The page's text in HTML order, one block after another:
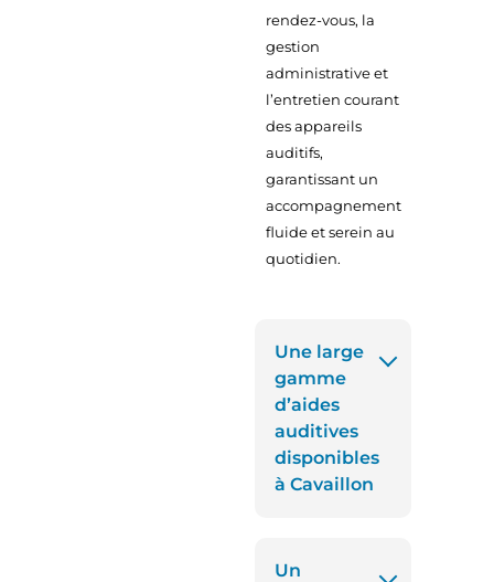
rendez-vous, la
gestion
administrative et
l’entretien courant
des appareils
auditifs,
garantissant un
accompagnement
fluide et serein au
quotidien.
Une large
gamme
d’aides
auditives
disponibles
à Cavaillon
Un